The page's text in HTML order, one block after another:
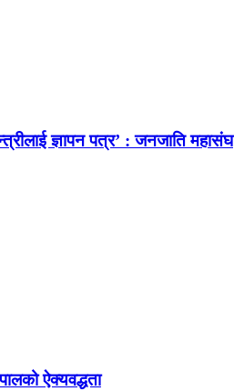
ज्ञापन पत्र’ : जनजाति महासंघ
ऐक्यवद्धता